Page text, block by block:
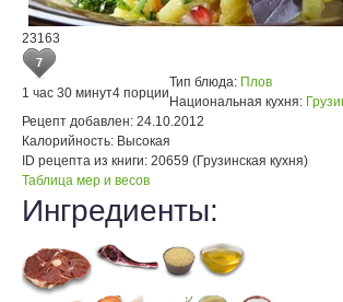
23163
7
1 час 30 минут4 порции
Тип блюда: Плов
Национальная кухня:
Рецепт добавлен: 24.10.2012
Калорийность: Высокая
ID рецепта из книги: 20659 (Грузинская кухня)
Таблица мер и весов
Ингредиенты: